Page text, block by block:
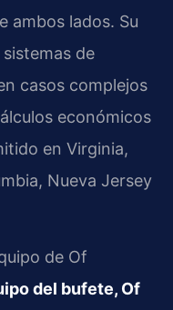
ambos lados. Su
de
casos complejos
económicos
en Virginia,
Nueva Jersey
de Of
del bufete, Of